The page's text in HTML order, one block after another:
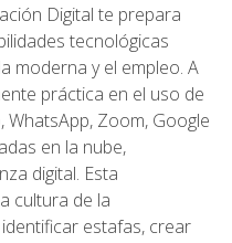
Digital te prepara
tecnológicas
moderna y el empleo. A
práctica en el uso de
Zoom, Google
en la nube,
digital. Esta
cultura de la
estafas, crear